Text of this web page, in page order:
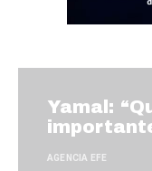
Yamal:
AGENCIA EFE